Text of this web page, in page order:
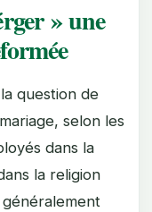
» une
question de
selon les
dans la
la religion